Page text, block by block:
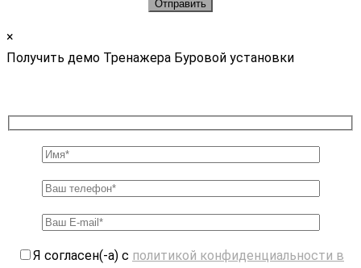
×
Получить демо Тренажера Буровой установки
Я согласен(-а) с политикой конфиденциальности в